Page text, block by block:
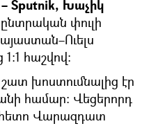
Sputnik, Խաչիկ
փուլի
հաշվով։
խոստումնալից էր
համար։ Վեցերորդ
հետո Վարազդատ